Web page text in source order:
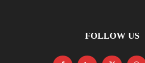
FOLLOW US